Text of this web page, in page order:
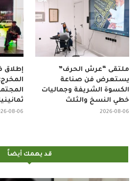
إطلاق
08-06
ملتقى “عرش الحرف”
يستعرض فن صناعة
الكسوة الشريفة وجماليات
خطي النسخ والثلث
2026-08-06
قد يهمك أيضاً